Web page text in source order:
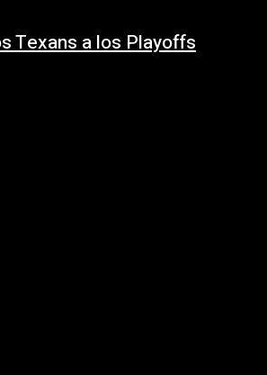
Texans a los Playoffs